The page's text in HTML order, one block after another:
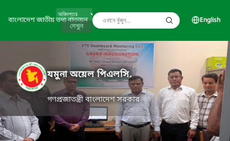
বাংলাদেশ জাতীয় তথ্য বাতায়ন
দেখুন
English
যমুনা অয়েল পিএলসি.
গণপ্রজাতন্ত্রী বাংলাদেশ সরকার